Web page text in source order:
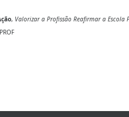
, Valorizar a Profissão Reafirmar a Escola